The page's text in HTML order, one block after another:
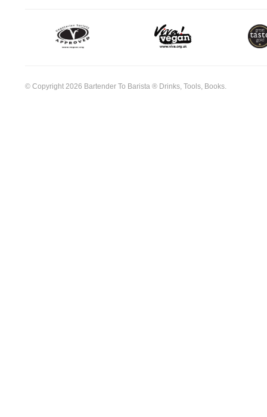
© Copyright 2026 Bartender To Barista ® Drinks, Tools, Books.